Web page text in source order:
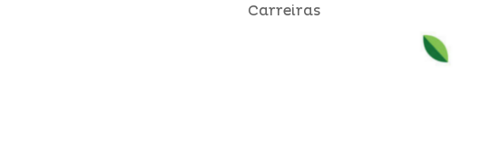
Carreiras